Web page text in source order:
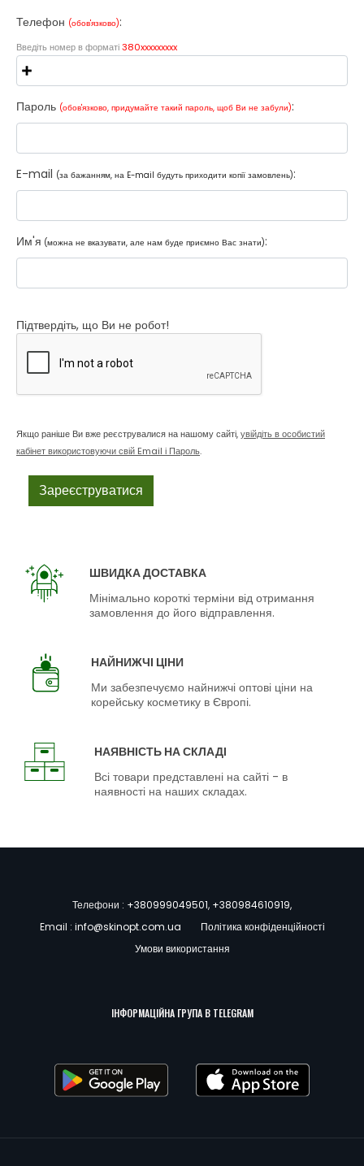
Телефон (обов'язково):
Введіть номер в форматі380xxxxxxxxx
Пароль (обов'язково, придумайте такий пароль, щоб Ви не забули):
E-mail (за бажанням, на E-mail будуть приходити копії замовлень):
Им'я (можна не вказувати, але нам буде приємно Вас знати):
Підтвердіть, що Ви не робот!
Якщо раніше Ви вже реєструвалися на нашому сайті,увійдіть в особистий
кабінет використовуючи свій Email і Пароль.
ШВИДКА ДОСТАВКА
Мінімально короткі терміни від отримання
замовлення до його відправлення.
НАЙНИЖЧІ ЦІНИ
Ми забезпечуємо найнижчі оптові ціни на
корейську косметику в Європі.
НАЯВНІСТЬ НА СКЛАДІ
Всі товари представлені на сайті - в
наявності на наших складах.
Телефони : +380999049501, +380984610919,
Email : info@skinopt.com.ua
Політика конфіденційності
Умови використання
ІНФОРМАЦІЙНА ГРУПА В TELEGRAM